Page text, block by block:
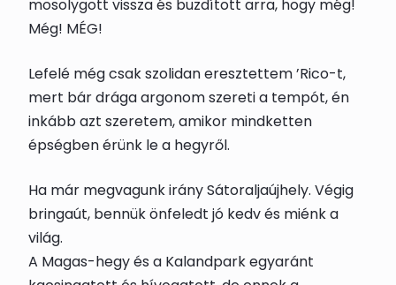
mosolygott vissza és buzdított arra, hogy még!
Még! MÉG!
Lefelé még csak szolidan eresztettem ’Rico-t,
mert bár drága argonom szereti a tempót, én
inkább azt szeretem, amikor mindketten
épségben érünk le a hegyről.
Ha már megvagunk irány Sátoraljaújhely. Végig
bringaút, bennük önfeledt jó kedv és miénk a
világ.
A Magas-hegy és a Kalandpark egyaránt